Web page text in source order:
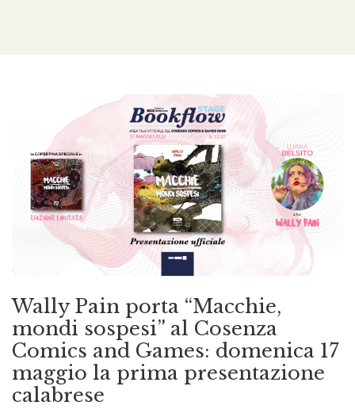
Wally Pain porta “Macchie,
mondi sospesi” al Cosenza
Comics and Games: domenica 17
maggio la prima presentazione
calabrese